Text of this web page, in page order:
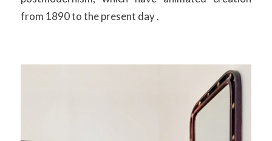
from 1890 to the present day .